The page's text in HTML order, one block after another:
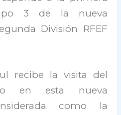
3 de la nueva
División RFEF
recibe la visita del
en esta nueva
como la